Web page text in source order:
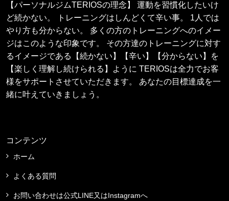
【パーソナルジムTERIOSの理念】 運動を習慣化したいけ
ど続かない。 トレーニングはしんどくて辛い事。 1人では
やり方も分からない。 多くの方のトレーニングへのイメー
ジはこのような印象です。 その方達のトレーニングに対す
るイメージである【続かない】【辛い】【分からない】を
【楽しく理解し続けられる】ように TERIOSは全力でお客
様をサポートさせていただきます。 あなたの目標達成を一
緒に叶えていきましょう。
コンテンツ
ホーム
よくある質問
お問い合わせは公式LINE又はInstagramへ